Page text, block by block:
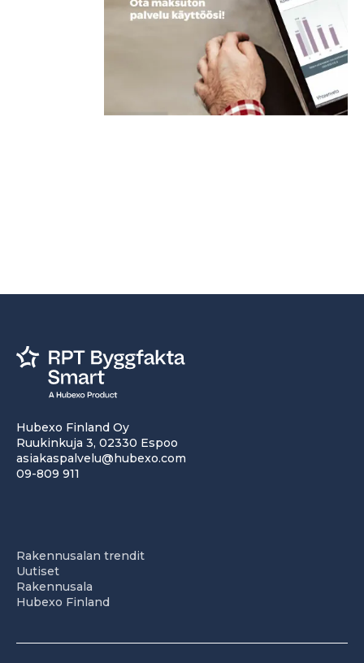
Hubexo Finland Oy
Ruukinkuja 3, 02330 Espoo
asiakaspalvelu@hubexo.com
09-809 911
Rakennusalan trendit
Uutiset
Rakennusala
Hubexo Finland